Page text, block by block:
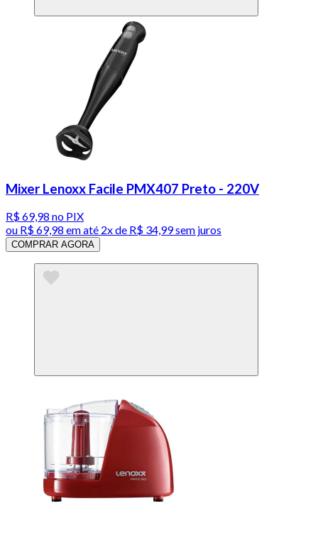
Mixer Lenoxx Facile PMX407 Preto - 220V
R$ 69,98 no PIX
ou R$ 69,98 em até 2x de R$ 34,99 sem juros
COMPRAR AGORA